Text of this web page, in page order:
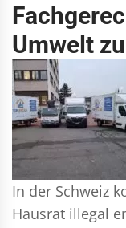
Umwelt
In der Schweiz
Hausrat illegal